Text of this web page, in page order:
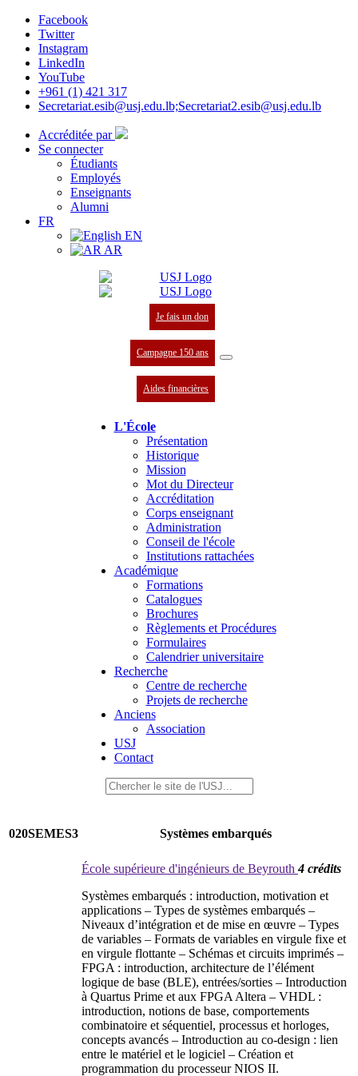
Facebook
Twitter
Instagram
LinkedIn
YouTube
+961 (1) 421 317
Secretariat.esib@usj.edu.lb;Secretariat2.esib@usj.edu.lb
Accréditée par
Se connecter
Étudiants
Employés
Enseignants
Alumni
FR
EN
AR
Je fais un don
Campagne 150 ans
Aides financières
L'École
Présentation
Historique
Mission
Mot du Directeur
Accréditation
Corps enseignant
Administration
Conseil de l'école
Institutions rattachées
Académique
Formations
Catalogues
Brochures
Règlements et Procédures
Formulaires
Calendrier universitaire
Recherche
Centre de recherche
Projets de recherche
Anciens
Association
USJ
Contact
020SEMES3 Systèmes embarqués
École supérieure d'ingénieurs de Beyrouth4 crédits
Systèmes embarqués : introduction, motivation et
applications – Types de systèmes embarqués –
Niveaux d’intégration et de mise en œuvre – Types
de variables – Formats de variables en virgule fixe et
en virgule flottante – Schémas et circuits imprimés –
FPGA : introduction, architecture de l’élément
logique de base (BLE), entrées/sorties – Introduction
à Quartus Prime et aux FPGA Altera – VHDL :
introduction, notions de base, comportements
combinatoire et séquentiel, processus et horloges,
concepts avancés – Introduction au co-design : lien
entre le matériel et le logiciel – Création et
programmation du processeur NIOS II.